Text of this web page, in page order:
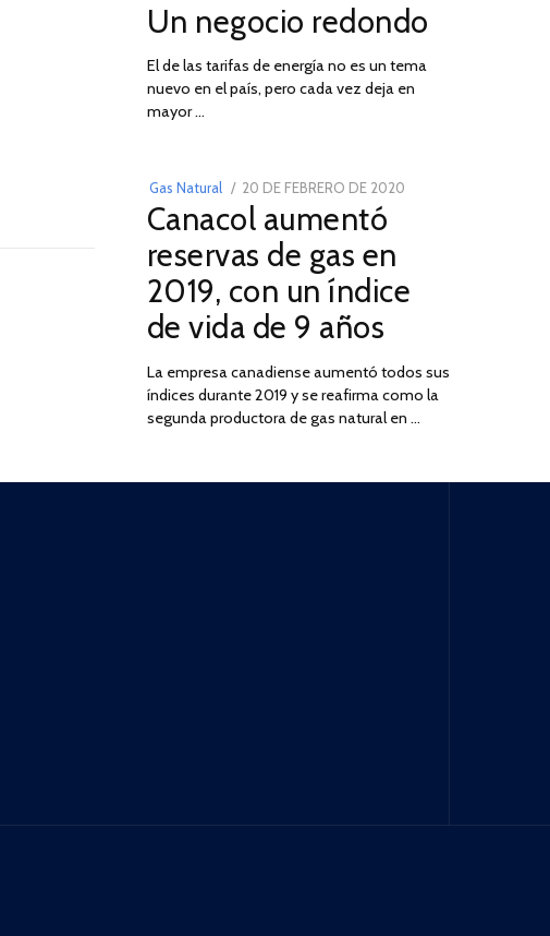
ON
DE
DE
2022
Un negocio redondo
El de las tarifas de energía no es un tema
nuevo en el país, pero cada vez deja en
mayor …
Gas Natural
POSTED
ON
20 DE FEBRERO DE 2020
2025
Canacol aumentó
reservas de gas en
2019, con un índice
de vida de 9 años
La empresa canadiense aumentó todos sus
índices durante 2019 y se reafirma como la
segunda productora de gas natural en …